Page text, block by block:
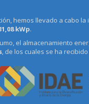
hemos llevado a cabo
kWp.
el almacenamiento
, de los cuales se ha